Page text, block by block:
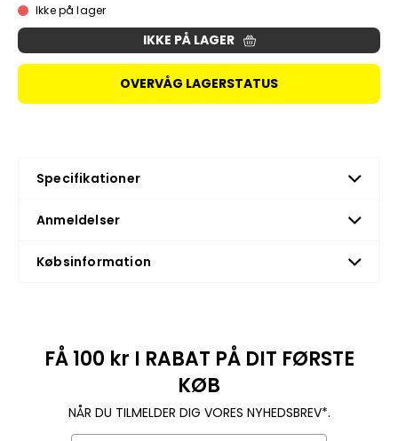
Ikke på lager
IKKE PÅ LAGER
OVERVÅG LAGERSTATUS
Specifikationer
Anmeldelser
Købsinformation
FÅ 100 kr I RABAT PÅ DIT FØRSTE
KØB
NÅR DU TILMELDER DIG VORES NYHEDSBREV*.